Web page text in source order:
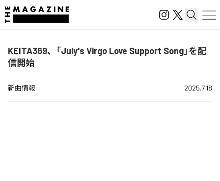
KEITA369、「July's Virgo Love Support Song」を配
信開始
新曲情報 2025.7.18